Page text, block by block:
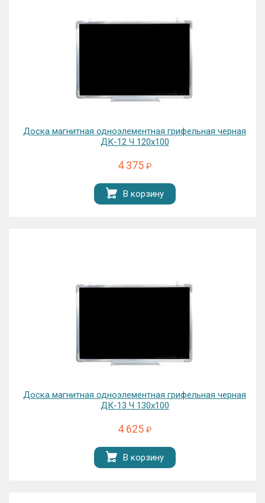
Доска магнитная одноэлементная грифельная черная
ДК-12 Ч 120х100
4 375 ₽
В корзину
Доска магнитная одноэлементная грифельная черная
ДК-13 Ч 130х100
4 625 ₽
В корзину